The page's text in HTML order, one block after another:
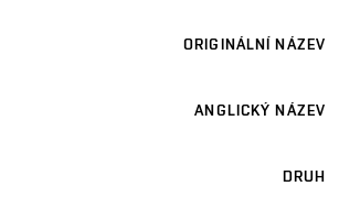
ORIGINÁLNÍ NÁZEV
ANGLICKÝ NÁZEV
DRUH